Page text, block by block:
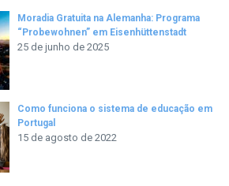
Moradia Gratuita na Alemanha: Programa
“Probewohnen” em Eisenhüttenstadt
25 de junho de 2025
Como funciona o sistema de educação em
Portugal
15 de agosto de 2022